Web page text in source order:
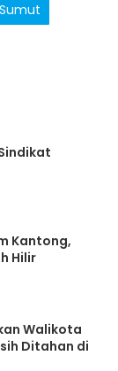
Kantong,
Diamankan Polsek Bilah Hilir
Walikota
Ditahan di